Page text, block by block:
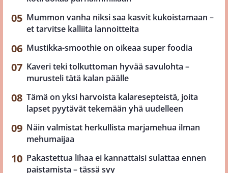
Mummon vanha niksi saa kasvit kukoistamaan –
et tarvitse kalliita lannoitteita
Mustikka-smoothie on oikeaa super foodia
Kaveri teki tolkuttoman hyvää savulohta –
murusteli tätä kalan päälle
Tämä on yksi harvoista kalaresepteistä, joita
lapset pyytävät tekemään yhä uudelleen
Näin valmistat herkullista marjamehua ilman
mehumaijaa
Pakastettua lihaa ei kannattaisi sulattaa ennen
paistamista – tässä syy